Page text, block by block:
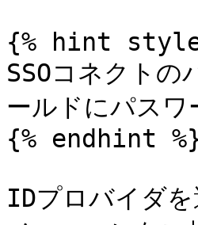
{% hint
SSOコネクト
ールドにパス
{% endhint
IDプロバイダ